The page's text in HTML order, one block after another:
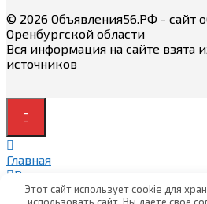
© 2026 Объявления56.РФ - сайт
Оренбургской области
Вся информация на сайте взята
источников
Главная
Вход
ВходЭтот сайт использует cookie для